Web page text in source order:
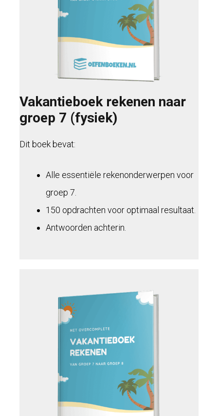
Vakantieboek rekenen naar
groep 7 (fysiek)
Dit boek bevat:
Alle essentiële rekenonderwerpen voor
groep 7.
150 opdrachten voor optimaal resultaat.
Antwoorden achterin.